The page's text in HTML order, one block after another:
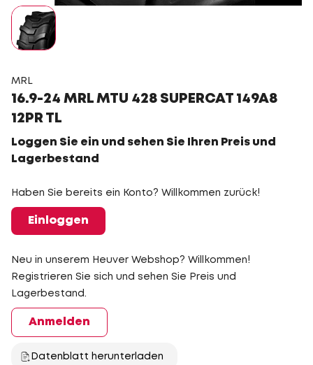
MRL
16.9-24 MRL MTU 428 SUPERCAT 149A8
12PR TL
Loggen Sie ein und sehen Sie Ihren Preis und
Lagerbestand
Haben Sie bereits ein Konto? Willkommen zurück!
Einloggen
Neu in unserem Heuver Webshop? Willkommen!
Registrieren Sie sich und sehen Sie Preis und
Lagerbestand.
Anmelden
Datenblatt herunterladen